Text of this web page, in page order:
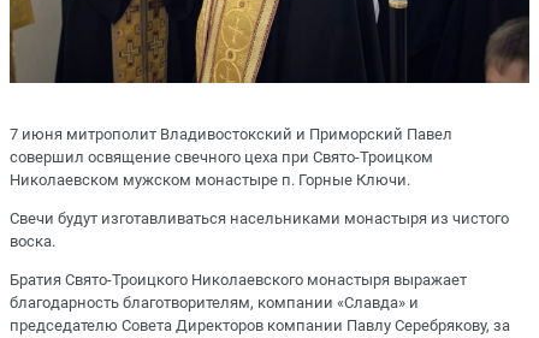
7 июня митрополит Владивостокский и Приморский Павел
совершил освящение свечного цеха при Свято-Троицком
Николаевском мужском монастыре п. Горные Ключи.
Свечи будут изготавливаться насельниками монастыря из чистого
воска.
Братия Свято-Троицкого Николаевского монастыря выражает
благодарность благотворителям, компании «Славда» и
председателю Совета Директоров компании Павлу Серебрякову, за